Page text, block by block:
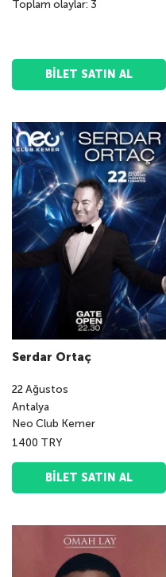
Toplam olaylar: 3
BILET SATIN AL
Serdar Ortaç
22Ağustos
Antalya
Neo Club Kemer
1400 TRY
BILET SATIN AL